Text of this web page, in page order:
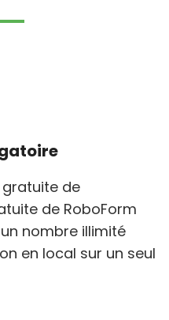
gratuite de
de RoboForm
nombre illimité
en local sur un seul